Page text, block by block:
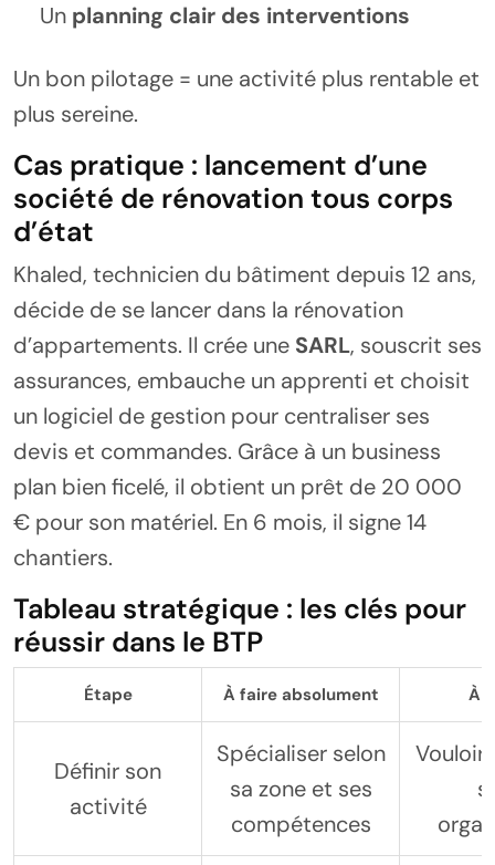
Un planning clair des interventions
Un bon pilotage = une activité plus rentable et
plus sereine.
Cas pratique : lancement d’une
société de rénovation tous corps
d’état
Khaled, technicien du bâtiment depuis 12 ans,
décide de se lancer dans la rénovation
d’appartements. Il crée une SARL, souscrit ses
assurances, embauche un apprenti et choisit
un logiciel de gestion pour centraliser ses
devis et commandes. Grâce à un business
plan bien ficelé, il obtient un prêt de 20 000
€ pour son matériel. En 6 mois, il signe 14
chantiers.
Tableau stratégique : les clés pour
réussir dans le BTP
Étape À faire absolument À
Définir son
activité
Spécialiser selon
sa zone et ses
compétences
Vouloir